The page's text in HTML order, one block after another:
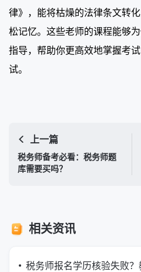
律》，能将枯燥的法律条文转
松记忆。这些老师的课程能够
指导，帮助你更高效地掌握考
试。
上一篇
税务师备考必看：税务师题
库需要买吗？
相关资讯
税务师报名学历核验失败